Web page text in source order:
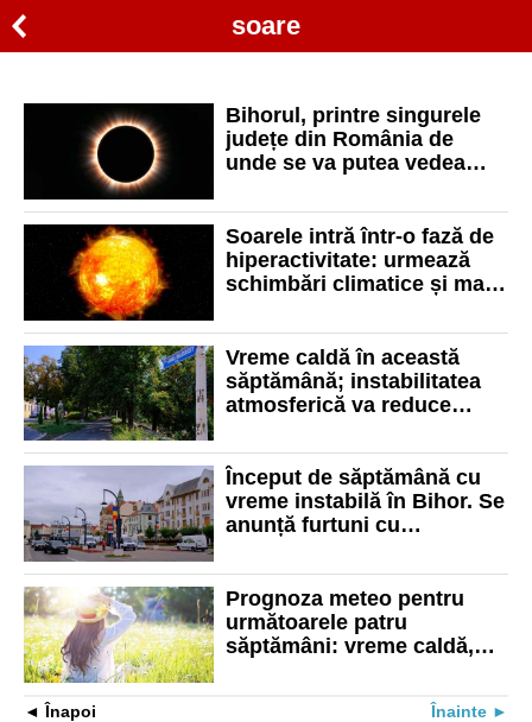
soare
Bihorul, printre singurele
județe din România de
unde se va putea vedea
Soarele intră într-o fază de
hiperactivitate: urmează
schimbări climatice și mai
Vreme caldă în această
săptămână; instabilitatea
atmosferică va reduce
săptămâna viitoare
Început de săptămână cu
vreme instabilă în Bihor. Se
anunță furtuni cu
Prognoza meteo pentru
următoarele patru
săptămâni: vreme caldă,
Înapoi Înainte